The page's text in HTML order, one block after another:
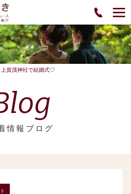
上賀茂神社で結婚式♡
Blog
情報ブログ